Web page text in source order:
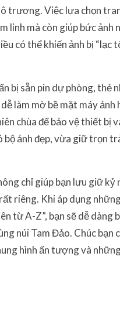
trương. Việc lựa chọn
linh mà còn giúp bức ảnh
có thể khiến ảnh bị “lạc
bị sẵn pin dự phòng, thẻ
làm mờ bề mặt máy
chùa để bảo vệ thiết bị
bộ ảnh đẹp, vừa giữ trọn
chỉ giúp bạn lưu giữ kỷ
riêng. Khi áp dụng
từ A-Z”, bạn sẽ dễ
núi Tam Đảo. Chúc
hình ấn tượng và